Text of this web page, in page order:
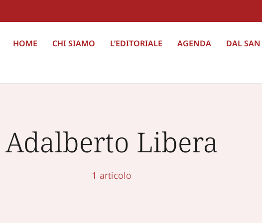
HOME CHI SIAMO L’EDITORIALE AGENDA DAL SAN
Adalberto Libera
1 articolo